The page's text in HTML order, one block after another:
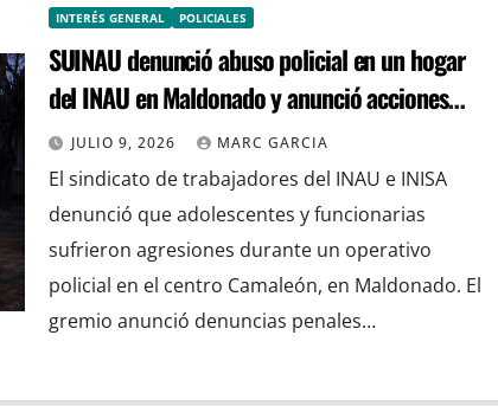
INTERÉS GENERAL POLICIALES
SUINAU denunció abuso policial en un hogar
del INAU en Maldonado y anunció acciones
penales
JULIO 9, 2026 MARC GARCIA
El sindicato de trabajadores del INAU e INISA
denunció que adolescentes y funcionarias
sufrieron agresiones durante un operativo
policial en el centro Camaleón, en Maldonado. El
gremio anunció denuncias penales…